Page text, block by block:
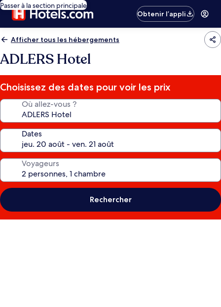
Passer à la section principale
Obtenir l’appli
Afficher tous les hébergements
ADLERS Hotel
Choisissez des dates pour voir les prix
Où allez-vous ?
Dates
Voyageurs
Rechercher